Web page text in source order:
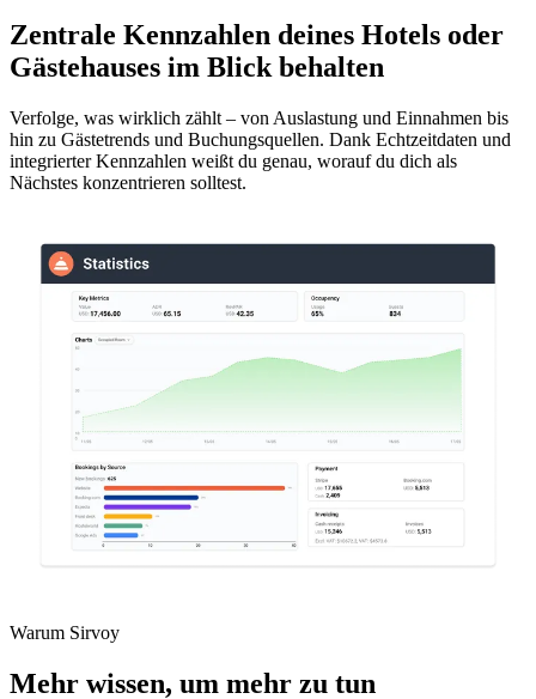
Zentrale Kennzahlen deines Hotels oder
Gästehauses im Blick behalten
Verfolge, was wirklich zählt – von Auslastung und Einnahmen bis
hin zu Gästetrends und Buchungsquellen. Dank Echtzeitdaten und
integrierter Kennzahlen weißt du genau, worauf du dich als
Nächstes konzentrieren solltest.
Warum Sirvoy
Mehr wissen, um mehr zu tun